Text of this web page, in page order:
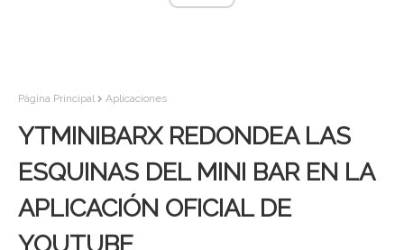
Página Principal Aplicaciones
YTMINIBARX REDONDEA LAS
ESQUINAS DEL MINI BAR EN LA
APLICACIÓN OFICIAL DE
YOUTUBE